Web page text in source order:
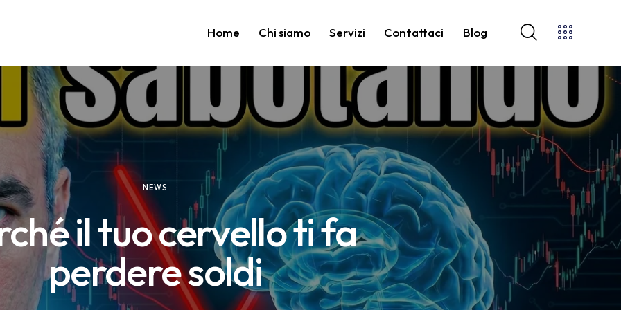
Home Chi siamo Servizi Contattaci Blog
NEWS
il tuo cervello ti fa
perdere soldi